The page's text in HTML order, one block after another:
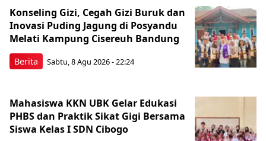
Berita
Konseling Gizi, Cegah Gizi Buruk dan
Inovasi Puding Jagung di Posyandu
Melati Kampung Cisereuh Bandung
Sabtu, 8 Agu 2026 - 22:24
Mahasiswa KKN UBK Gelar Edukasi
PHBS dan Praktik Sikat Gigi Bersama
Siswa Kelas I SDN Cibogo